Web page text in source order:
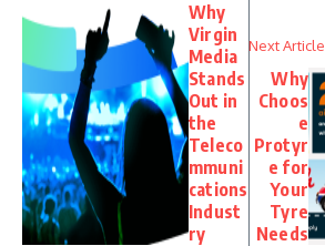
Why
Virgin
Media
Stands
Out in
the
Teleco
mmuni
cations
Indust
ry
Next Article
Why
Choos
e
Protyr
e for
Your
Tyre
Needs